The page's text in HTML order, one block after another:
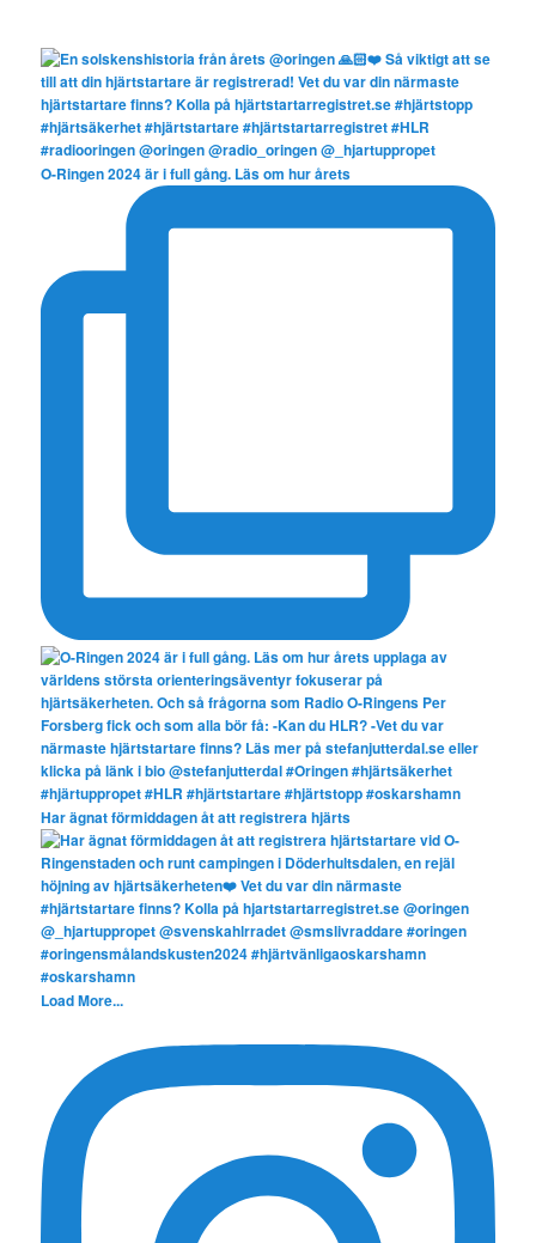
O-Ringen 2024 är i full gång. Läs om hur årets
Har ägnat förmiddagen åt att registrera hjärts
Load More...